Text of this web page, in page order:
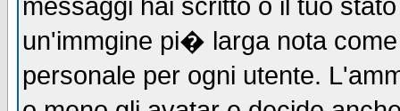
messaggi hai scritto o il tuo
un'immgine pi� larga nota
personale per ogni utente.